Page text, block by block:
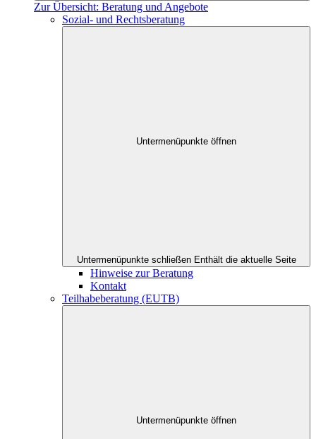
Zur Übersicht: Beratung und Angebote
Sozial- und Rechtsberatung
Untermenüpunkte öffnen
Untermenüpunkte schließen Enthält die aktuelle Seite
Hinweise zur Beratung
Kontakt
Teilhabeberatung (EUTB)
Untermenüpunkte öffnen